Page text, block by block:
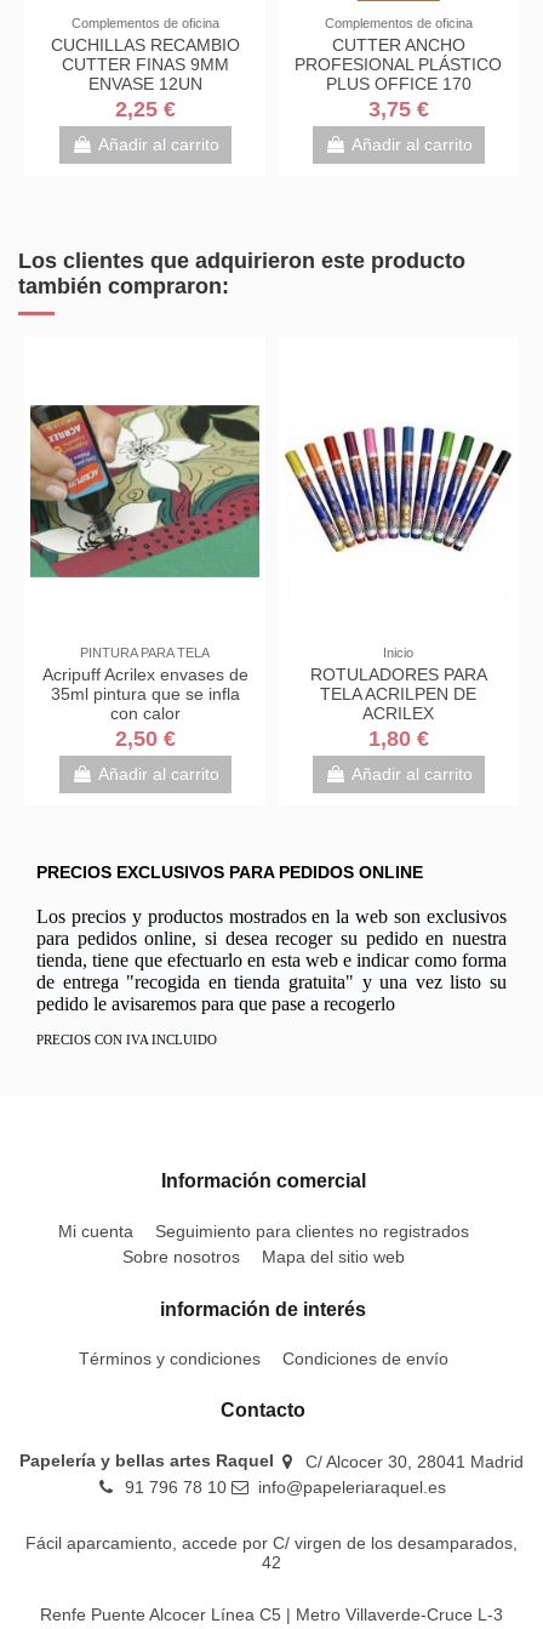
Complementos de oficina
CUCHILLAS RECAMBIO
CUTTER FINAS 9MM
ENVASE 12UN
2,25 €
Añadir al carrito
Complementos de oficina
CUTTER ANCHO
PROFESIONAL PLÁSTICO
PLUS OFFICE 170
3,75 €
Añadir al carrito
Los clientes que adquirieron este producto
también compraron:
PINTURA PARA TELA
Acripuff Acrilex envases de
35ml pintura que se infla
con calor
2,50 €
Añadir al carrito
Inicio
ROTULADORES PARA
TELA ACRILPEN DE
ACRILEX
1,80 €
Añadir al carrito
PRECIOS EXCLUSIVOS PARA PEDIDOS ONLINE
Los precios y productos mostrados en la web son exclusivos
para pedidos online, si desea recoger su pedido en nuestra
tienda, tiene que efectuarlo en esta web e indicar como forma
de entrega "recogida en tienda gratuita" y una vez listo su
pedido le avisaremos para que pase a recogerlo
PRECIOS CON IVA INCLUIDO
Información comercial
Mi cuenta
Seguimiento para clientes no registrados
Sobre nosotros
Mapa del sitio web
información de interés
Términos y condiciones Condiciones de envío
Contacto
Papelería y bellas artes Raquel
C/ Alcocer 30, 28041 Madrid
91 796 78 10
info@papeleriaraquel.es
Fácil aparcamiento, accede por C/ virgen de los desamparados,
42
Renfe Puente Alcocer Línea C5 | Metro Villaverde-Cruce L-3